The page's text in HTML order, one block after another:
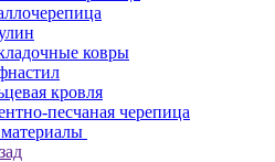
ковры
кровля
песчаная черепица